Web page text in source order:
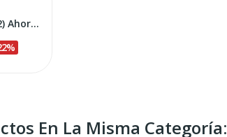
Humus Tea Bags (4x12) Ahorro
En La Misma Categoría: